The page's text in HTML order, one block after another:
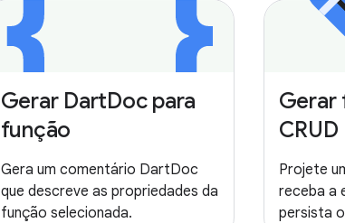
Gerar DartDoc para
função
Gera um comentário DartDoc
que descreve as propriedades da
função selecionada.
Gerar
CRUD
Projete
receba a
persista